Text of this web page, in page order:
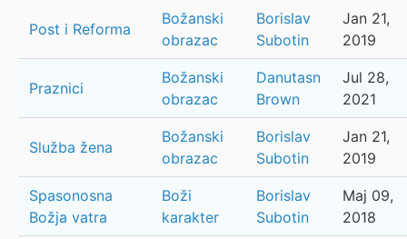
Post i Reforma
Božanski
obrazac
Borislav
Subotin
Jan 21,
2019
Praznici
Božanski
obrazac
Danutasn
Brown
Jul 28,
2021
Služba žena
Božanski
obrazac
Borislav
Subotin
Jan 21,
2019
Spasonosna
Božja vatra
Boži
karakter
Borislav
Subotin
Maj 09,
2018